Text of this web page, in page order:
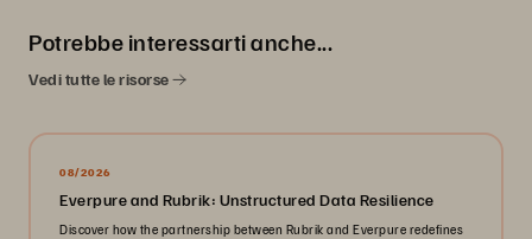
Potrebbe interessarti anche...
Vedi tutte le risorse
08/2026
Everpure and Rubrik: Unstructured Data Resilience
Discover how the partnership between Rubrik and Everpure redefines